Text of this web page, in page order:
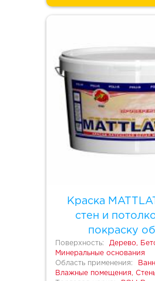
Краска
стен и
покраску
Поверхность:
Дерево,
Минеральные основания
Область применения:
Влажные помещения,